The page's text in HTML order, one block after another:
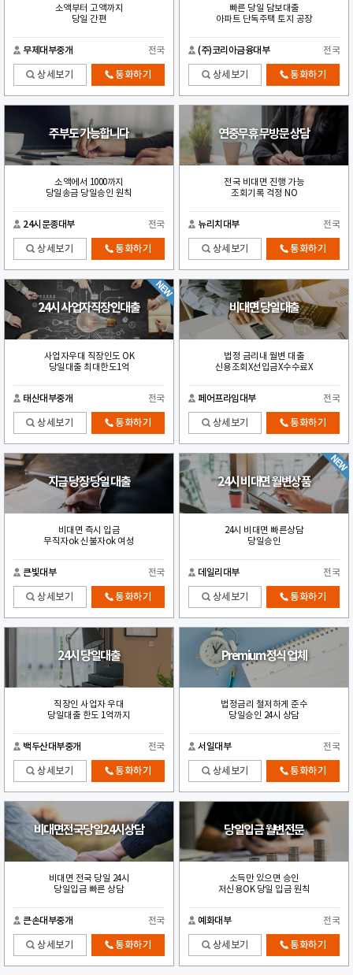
소액부터 고액까지
당일 간편
무제대부중개 전국
상세보기 통화하기
빠른 당일 담보대출
아파트 단독주택 토지 공장
(주)코리아금융대부 전국
상세보기 통화하기
주부도 가능합니다
소액에서 1000까지
당일송금 당일승인 원칙
24시문종대부 전국
상세보기 통화하기
연중무휴 무방문 상담
전국 비대면 진행 가능
조회기록 걱정 NO
뉴리치대부 전국
상세보기 통화하기
24시 사업자직장인대출
사업자우대 직장인도 OK
당일대출 최대한도1억
태산대부중개 전국
상세보기 통화하기
비대면 당일대출
법정 금리내 월변 대출
신용조회X선입금X수수료X
페어프라임대부 전국
상세보기 통화하기
지금 당장 당일 대출
비대면 즉시 입금
무직자ok 신불자ok 여성
큰빛대부 전국
상세보기 통화하기
24시 비대면 월변상품
24시 비대면 빠른상담
당일승인
데일리대부 전국
상세보기 통화하기
24시 당일대출
직장인 사업자 우대
당일대출 한도 1억까지
백두산대부중개 전국
상세보기 통화하기
Premium 정식 업체
법정금리 철저하게 준수
당일승인 24시 상담
서일대부 전국
상세보기 통화하기
비대면전국당일24시상담
비대면 전국 당일 24시
당일입금 빠른 상담
큰손대부중개 전국
상세보기 통화하기
당일입금 월변전문
소득만 있으면 승인
저신용OK 당일 입금 원칙
예화대부 전국
상세보기 통화하기